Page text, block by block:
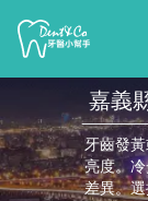
嘉義
牙齒發
亮度。
差異。